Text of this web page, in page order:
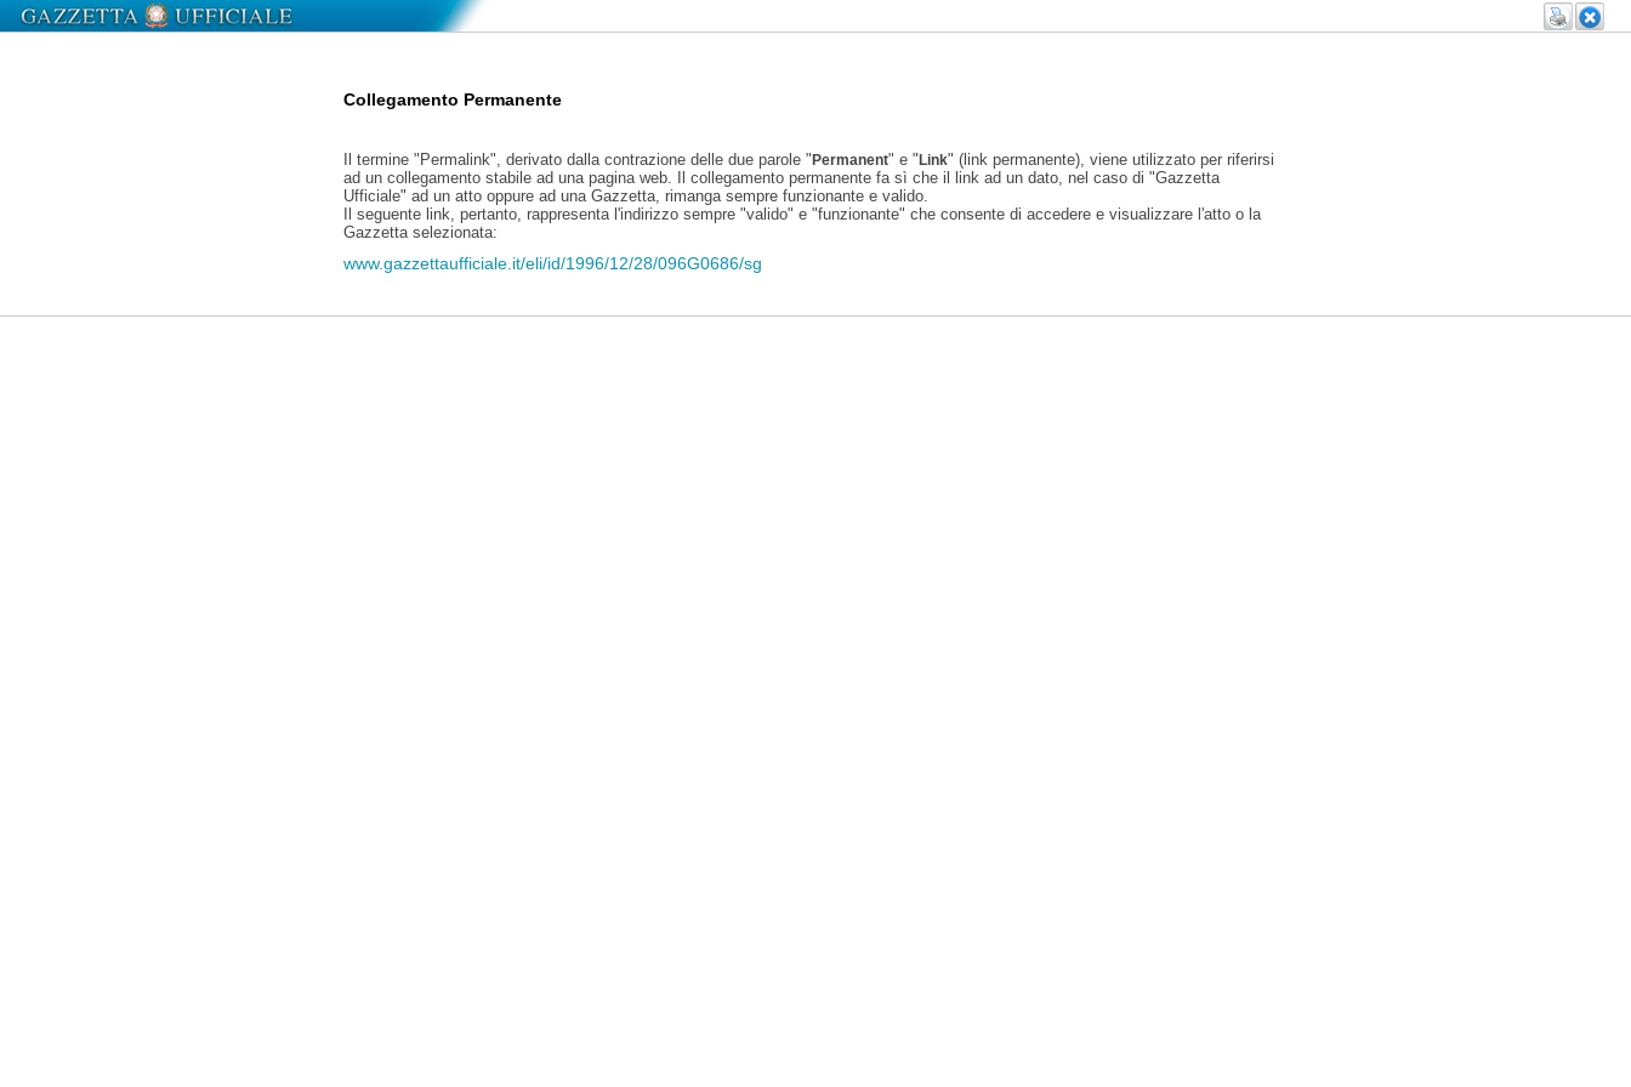
Collegamento Permanente
Il termine "Permalink", derivato dalla contrazione delle due parole "Permanent" e "Link" (link permanente), viene utilizzato per riferirsi
ad un collegamento stabile ad una pagina web. Il collegamento permanente fa sì che il link ad un dato, nel caso di "Gazzetta
Ufficiale" ad un atto oppure ad una Gazzetta, rimanga sempre funzionante e valido.
Il seguente link, pertanto, rappresenta l'indirizzo sempre "valido" e "funzionante" che consente di accedere e visualizzare l'atto o la
Gazzetta selezionata:
www.gazzettaufficiale.it/eli/id/1996/12/28/096G0686/sg